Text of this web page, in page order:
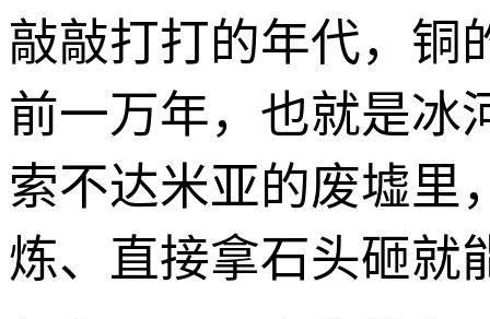
敲敲打打的年代，铜
前一万年，也就是冰
索不达米亚的废墟里
炼、直接拿石头砸就